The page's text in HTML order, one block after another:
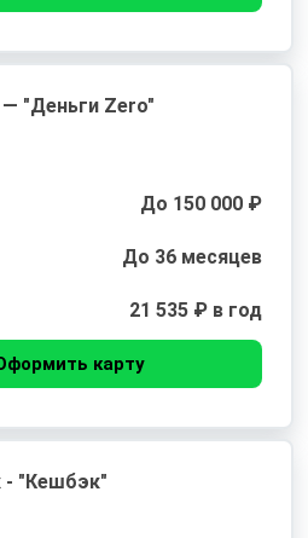
"Деньги Zero"
До 150 000 ₽
До 36 месяцев
21 535 ₽ в год
карту
- "Кешбэк"